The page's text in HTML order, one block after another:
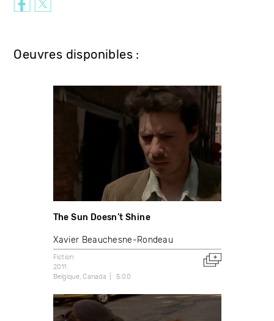
Oeuvres disponibles :
The Sun Doesn’t Shine
Xavier Beauchesne-Rondeau
Fiction
2011
Belgique Canada 5:00